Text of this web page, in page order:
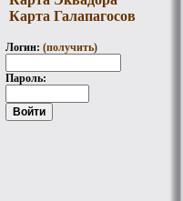
Карта Галапагосов
Логин: (получить)
Пароль: